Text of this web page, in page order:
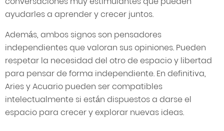
ayudarles a aprender y crecer juntos.
Además, ambos signos son pensadores
independientes que valoran sus opiniones. Pueden
respetar la necesidad del otro de espacio y libertad
para pensar de forma independiente. En definitiva,
Aries y Acuario pueden ser compatibles
intelectualmente si están dispuestos a darse el
espacio para crecer y explorar nuevas ideas.